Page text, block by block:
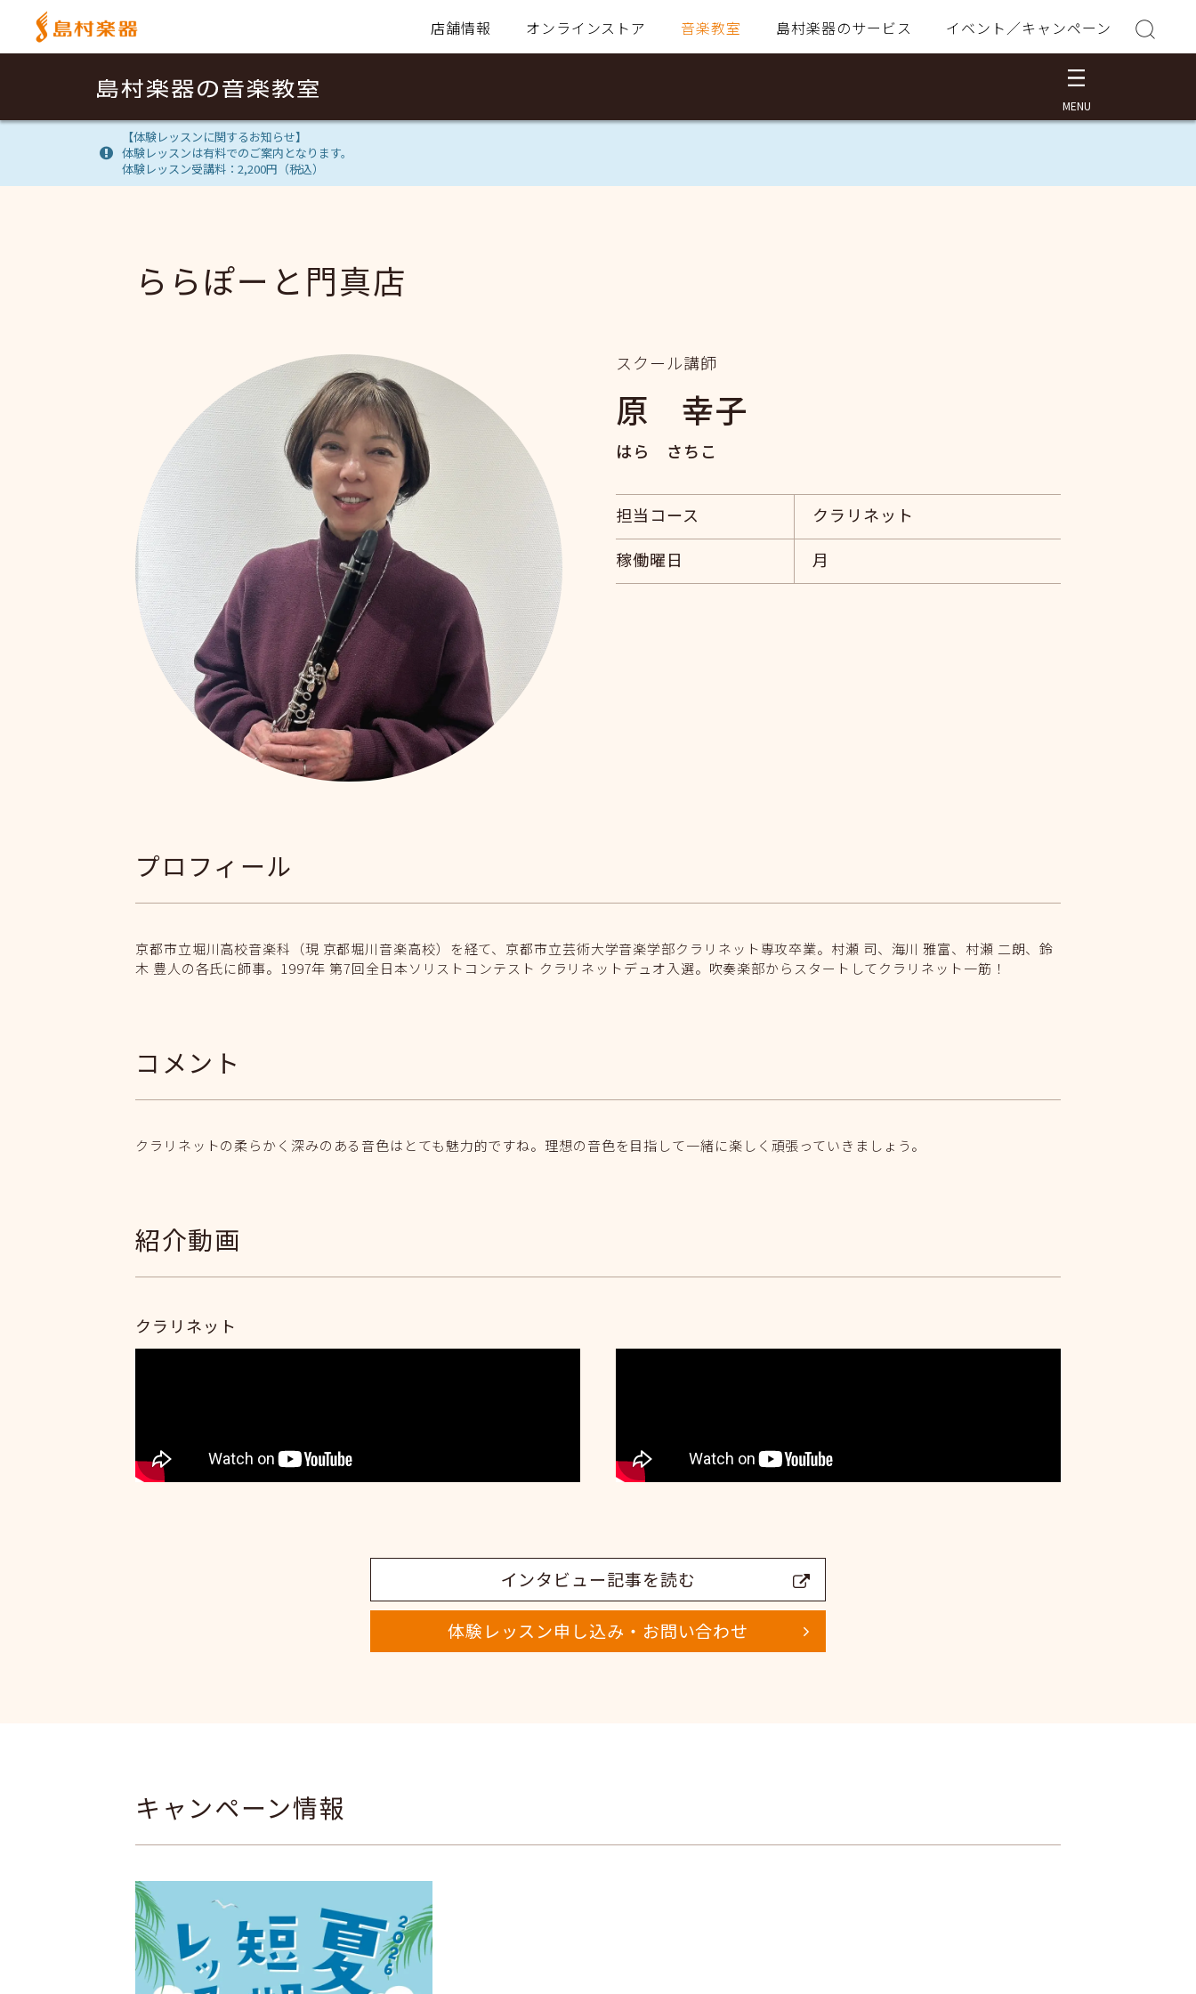
店舗情報 オンラインストア 音楽教室 島村楽器のサービス イベント／キャンペーン
【体験レッスンに関するお知らせ】
体験レッスンは有料でのご案内となります。
体験レッスン受講料：2,200円（税込）
ららぽーと門真店
スクール講師
原 幸子
はら さちこ
担当コース
クラリネット
稼働曜日
月
プロフィール
京都市立堀川高校音楽科（現 京都堀川音楽高校）を経て、京都市立芸術大学音楽学部クラリネット専攻卒業。村瀬 司、海川 雅富、村瀬 二朗、鈴
木 豊人の各氏に師事。1997年 第7回全日本ソリストコンテスト クラリネットデュオ入選。吹奏楽部からスタートしてクラリネット一筋！
コメント
クラリネットの柔らかく深みのある音色はとても魅力的ですね。理想の音色を目指して一緒に楽しく頑張っていきましょう。
紹介動画
クラリネット
インタビュー記事を読む
体験レッスン申し込み・お問い合わせ
キャンペーン情報